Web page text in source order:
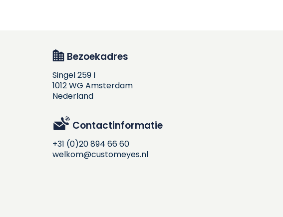
Bezoekadres
Singel 259 I
1012 WG Amsterdam
Nederland
Contactinformatie
+31 (0)20 894 66 60
welkom@customeyes.nl